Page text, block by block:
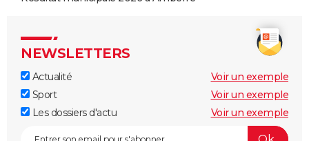
NEWSLETTERS
Actualité
Voir un exemple
Sport
Voir un exemple
Les dossiers d'actu
Voir un exemple